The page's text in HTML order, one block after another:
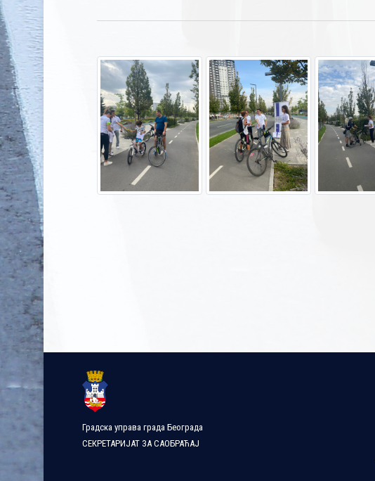
Градска управа града Београда
СЕКРЕТАРИЈАТ ЗА САОБРАЋАЈ